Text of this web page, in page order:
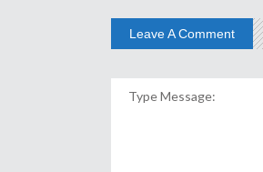
Leave A Comment